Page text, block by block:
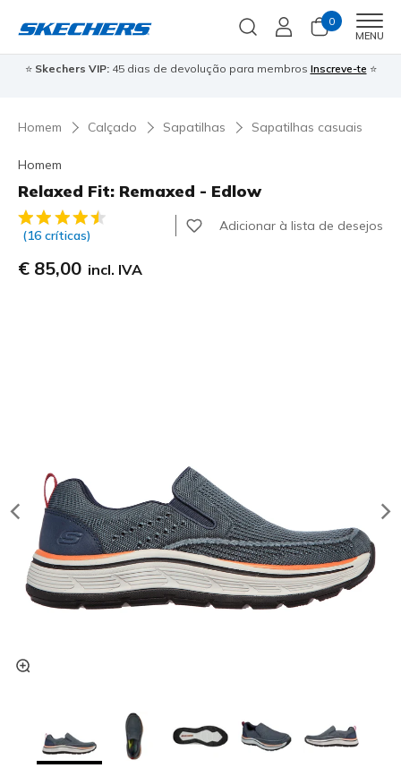
0
MENU
⭐ Skechers VIP:45 dias de devolução para membros Inscreve-te ⭐
Homem Calçado Sapatilhas Sapatilhas casuais
Homem
Relaxed Fit: Remaxed - Edlow
3$8 de 5 – Classificação do cliente
(16 críticas)
Adicionar à lista de desejos
€ 85,00 incl. IVA